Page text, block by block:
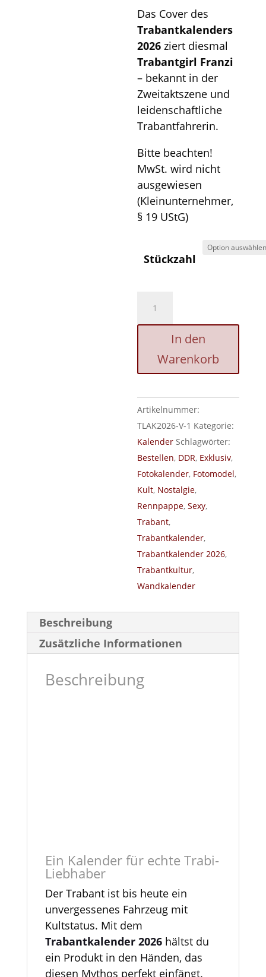
Das Cover des
Trabantkalenders
2026 ziert diesmal
Trabantgirl Franzi
– bekannt in der
Zweitaktszene und
leidenschaftliche
Trabantfahrerin.
Bitte beachten!
MwSt. wird nicht
ausgewiesen
(Kleinunternehmer,
§ 19 UStG)
Stückzahl
2026
–
Limitierter
DDR
Kult-
Kalender
Menge
In den
Warenkorb
Artikelnummer:
TLAK2026-V-1 Kategorie:
Kalender Schlagwörter:
Bestellen, DDR, Exklusiv,
Fotokalender, Fotomodel,
Kult, Nostalgie,
Rennpappe,Sexy,
Trabant,
Trabantkalender,
Trabantkalender 2026,
Trabantkultur,
Wandkalender
Beschreibung
Zusätzliche Informationen
Beschreibung
Ein Kalender für echte Trabi-
Liebhaber
Der Trabant ist bis heute ein
unvergessenes Fahrzeug mit
Kultstatus. Mit dem
Trabantkalender 2026hältst du
ein Produkt in den Händen, das
diesen Mythos perfekt einfängt.